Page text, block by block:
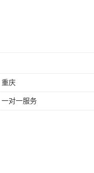
重庆
一对一服务